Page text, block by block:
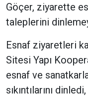
Göçer, ziyarette
taleplerini
Esnaf ziyaretleri
Sitesi Yapı
esnaf ve
sıkıntılarını